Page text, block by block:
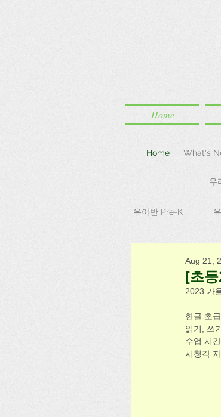
Home
Home What's
우
유아반 Pre-K
[초
Aug 21,
2023 가
한글 초
읽기, 쓰
수업 시
시청각